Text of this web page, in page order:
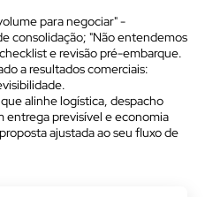
para negociar" -
consolidação; "Não entendemos
e revisão pré-embarque.
a resultados comerciais:
alinhe logística, despacho
entrega previsível e economia
ajustada ao seu fluxo de